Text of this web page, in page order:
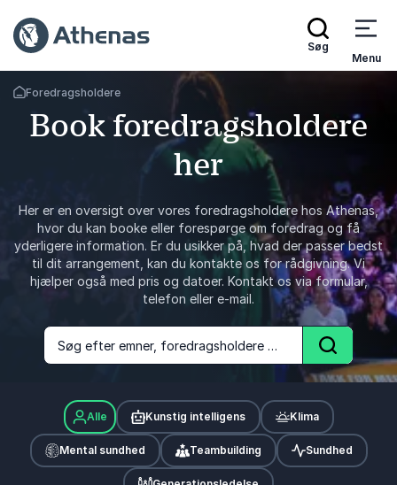
Søg
Menu
Tilbage til forsiden
Foredragsholdere
Book foredragsholdere
her
Her er en oversigt over vores foredragsholdere hos Athenas,
hvor du kan booke eller forespørge om foredrag og få
yderligere information. Er du usikker på, hvad der passer bedst
til dit arrangement, kan du kontakte os for rådgivning. Vi
hjælper også med pris og datoer. Kontakt os via formular,
telefon eller e-mail.
Søg efter emner, foredragsholdere og foredrag Søg
Alle Kunstig intelligens Klima
Mental sundhed Teambuilding Sundhed